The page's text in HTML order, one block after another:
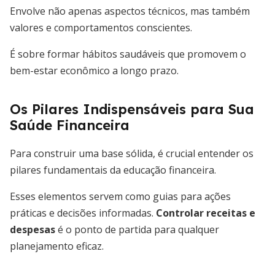
Envolve não apenas aspectos técnicos, mas também
valores e comportamentos conscientes.
É sobre formar hábitos saudáveis que promovem o
bem-estar econômico a longo prazo.
Os Pilares Indispensáveis para Sua
Saúde Financeira
Para construir uma base sólida, é crucial entender os
pilares fundamentais da educação financeira.
Esses elementos servem como guias para ações
práticas e decisões informadas. Controlar receitas e
despesasé o ponto de partida para qualquer
planejamento eficaz.